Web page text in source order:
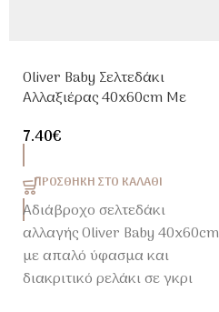
Oliver Baby Σελτεδάκι
Αλλαξιέρας 40x60cm Με
7.40€
ΠΡΟΣΘΉΚΗ ΣΤΟ ΚΑΛΆΘΙ
Αδιάβροχο σελτεδάκι
αλλαγής Oliver Baby 40x60cm
με απαλό ύφασμα και
διακριτικό ρελάκι σε γκρι